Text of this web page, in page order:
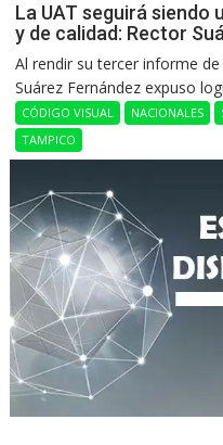
La UAT seguirá siendo
y de calidad: Rector
Al rendir su tercer informe
Suárez Fernández expuso
CÓDIGO VISUAL NACIONALES
TAMPICO